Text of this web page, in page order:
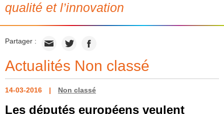
qualité et l’innovation
Partager :
Actualités Non classé
14-03-2016 Non classé
Les députés européens veulent